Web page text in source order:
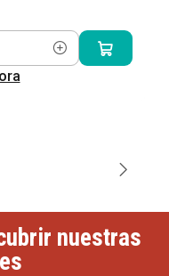
nuestras